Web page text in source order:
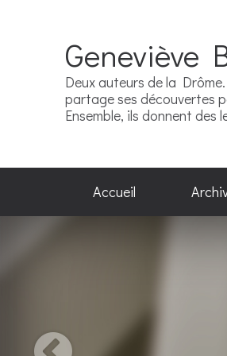
Geneviève
Deux auteurs de la
partage ses découvertes
Ensemble, ils donnent des
Accueil